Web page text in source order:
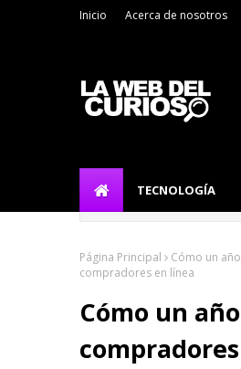
Inicio Acerca de nosotros
TECNOLOGÍA
Página Principal Cómo un
compradores en línea
Cómo un